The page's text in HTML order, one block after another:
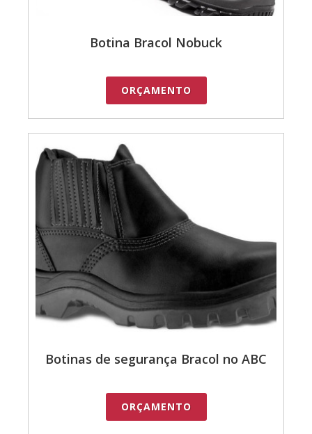
Botina Bracol Nobuck
ORÇAMENTO
Botinas de segurança Bracol no ABC
ORÇAMENTO